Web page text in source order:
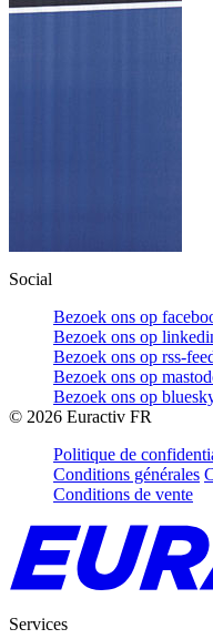
Social
Bezoek ons op
Bezoek ons op
Bezoek ons op rss-
Bezoek ons op
Bezoek ons op
© 2026 Euractiv FR
Politique de
Conditions générales
Conditions de vente
Services